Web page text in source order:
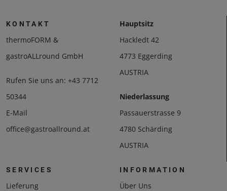
KONTAKT
thermoFORM &
gastroALLround GmbH
Rufen Sie uns an: +43 7712
50344
E-Mail
office@gastroallround.at
Hauptsitz
Hackledt 42
4773 Eggerding
AUSTRIA
Niederlassung
Passauerstrasse 9
4780 Schärding
AUSTRIA
SERVICES
Lieferung
INFORMATION
Über Uns